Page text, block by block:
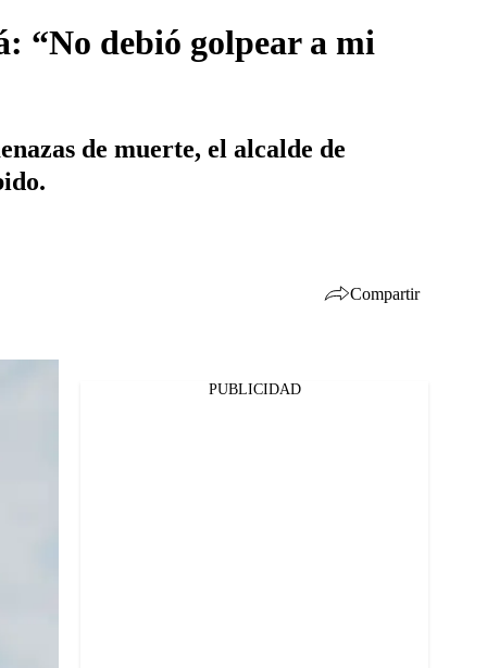
“No debió golpear a mi
de muerte, el alcalde de
Compartir
PUBLICIDAD